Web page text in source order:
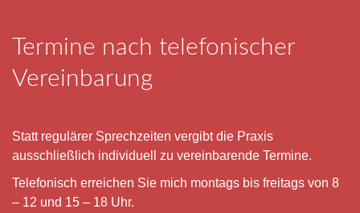
Termine nach telefonischer
Vereinbarung
Statt regulärer Sprechzeiten vergibt die Praxis
ausschließlich individuell zu vereinbarende Termine.
Telefonisch erreichen Sie mich montags bis freitags von 8
– 12 und 15 – 18 Uhr.